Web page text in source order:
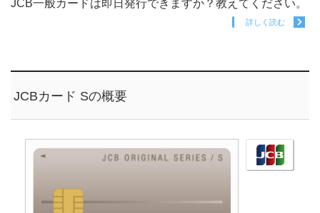
JCB一般カードは即日発行できますか？教えてください。
詳しく読む
JCBカード Sの概要